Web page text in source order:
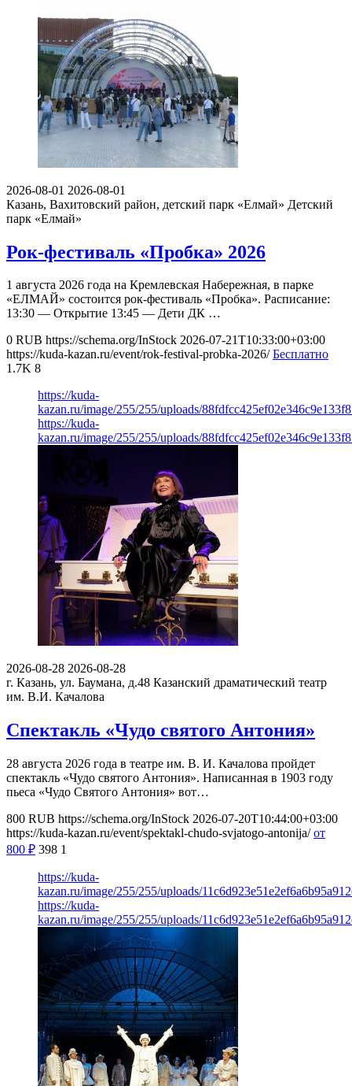
2026-08-01 2026-08-01
Казань, Вахитовский район, детский парк «Елмай» Детский
парк «Елмай»
Рок-фестиваль «Пробка» 2026
1 августа 2026 года на Кремлевская Набережная, в парке
«ЕЛМАЙ» состоится рок-фестиваль «Пробка». Расписание:
13:30 — Открытие 13:45 — Дети ДК …
0 RUB https://schema.org/InStock 2026-07-21T10:33:00+03:00
https://kuda-kazan.ru/event/rok-festival-probka-2026/ Бесплатно
1.7K 8
https://kuda-
kazan.ru/image/255/255/uploads/
https://kuda-
kazan.ru/image/255/255/uploads/
2026-08-28 2026-08-28
г. Казань, ул. Баумана, д.48 Казанский драматический театр
им. В.И. Качалова
Спектакль «Чудо святого Антония»
28 августа 2026 года в театре им. В. И. Качалова пройдет
спектакль «Чудо святого Антония». Написанная в 1903 году
пьеса «Чудо Святого Антония» вот…
800 RUB https://schema.org/InStock 2026-07-20T10:44:00+03:00
https://kuda-kazan.ru/event/spektakl-chudo-svjatogo-antonija/ от
800 ₽ 398 1
https://kuda-
kazan.ru/image/255/255/uploads/
https://kuda-
kazan.ru/image/255/255/uploads/